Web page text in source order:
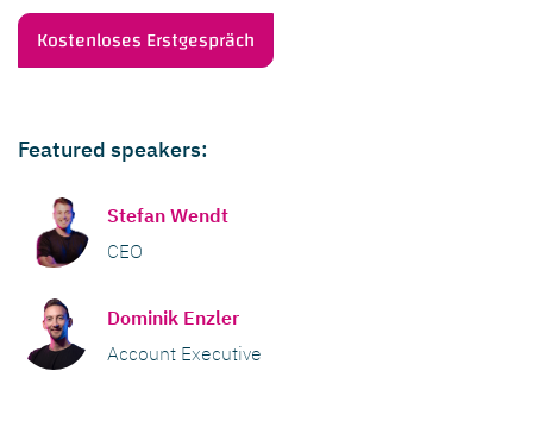
Kostenloses Erstgespräch
Featured speakers:
Stefan Wendt
CEO
Dominik Enzler
Account Executive